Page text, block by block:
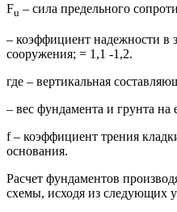
Fu – сила предельного
– коэффициент надежности в
сооружения; = 1,1 -1,2.
где – вертикальная
– вес фундамента и грунта на
f – коэффициент трения
основания.
Расчет фундаментов
схемы, исходя из следующих